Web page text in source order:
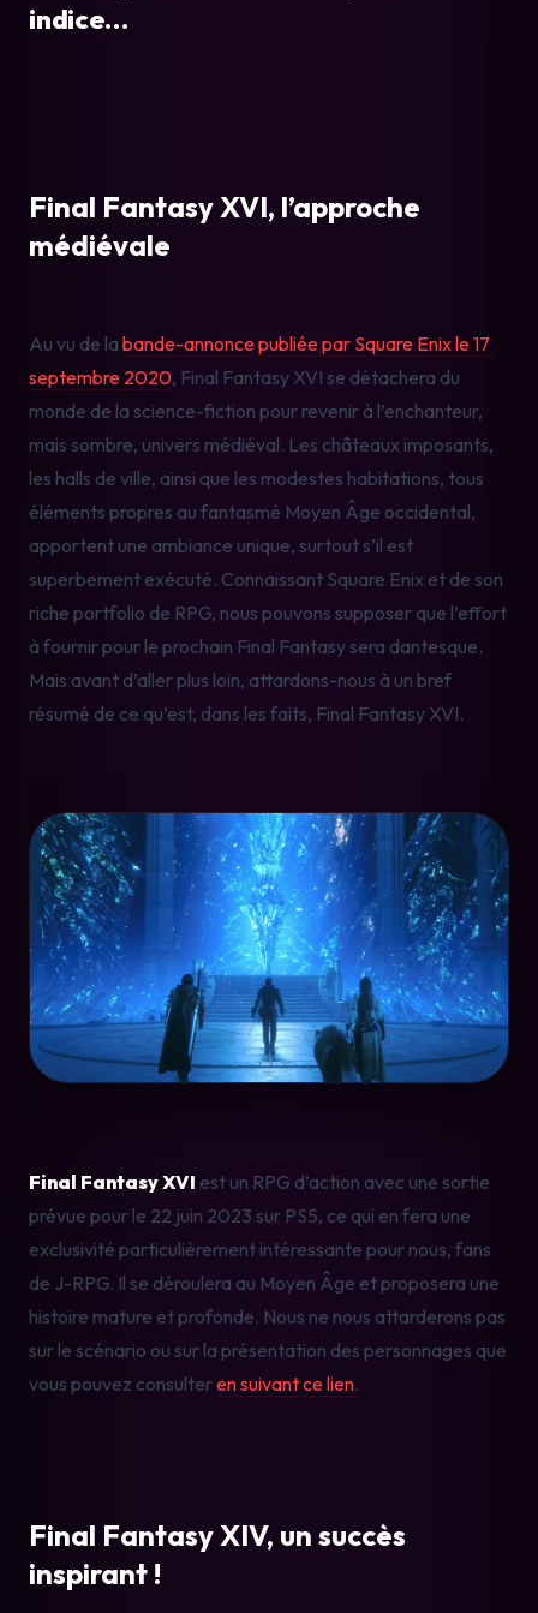
indice…
Final Fantasy XVI, l’approche
médiévale
Au vu de la bande-annonce publiée par Square Enix le 17
septembre 2020, Final Fantasy XVI se détachera du
monde de la science-fiction pour revenir à l’enchanteur,
mais sombre, univers médiéval. Les châteaux imposants,
les halls de ville, ainsi que les modestes habitations, tous
éléments propres au fantasmé Moyen Âge occidental,
apportent une ambiance unique, surtout s’il est
superbement exécuté. Connaissant Square Enix et de son
riche portfolio de RPG, nous pouvons supposer que l’effort
à fournir pour le prochain Final Fantasy sera dantesque.
Mais avant d’aller plus loin, attardons-nous à un bref
résumé de ce qu’est, dans les faits, Final Fantasy XVI.
Final Fantasy XVI est un RPG d’action avec une sortie
prévue pour le 22 juin 2023 sur PS5, ce qui en fera une
exclusivité particulièrement intéressante pour nous, fans
de J-RPG. Il se déroulera au Moyen Âge et proposera une
histoire mature et profonde. Nous ne nous attarderons pas
sur le scénario ou sur la présentation des personnages que
vous pouvez consulter en suivant ce lien.
Final Fantasy XIV, un succès
inspirant !